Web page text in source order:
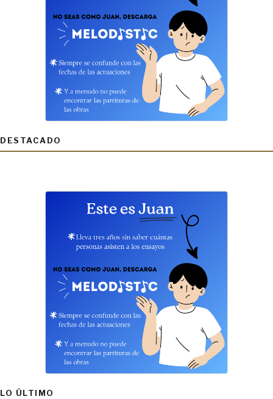
DESTACADO
LO ÚLTIMO